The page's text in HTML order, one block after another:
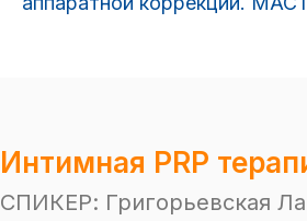
Интимная РRР
СПИКЕР: Григорьевская